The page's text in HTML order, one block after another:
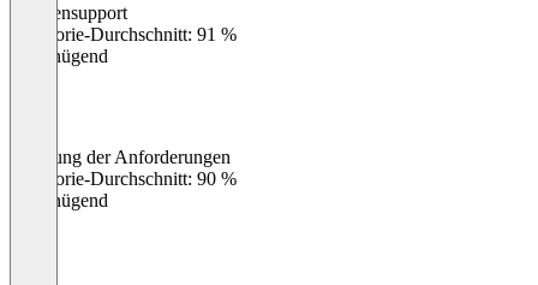
Kundensupport
Kategorie-Durchschnitt: 91 %
Ungenügend
Erfüllung der Anforderungen
Kategorie-Durchschnitt: 90 %
Ungenügend